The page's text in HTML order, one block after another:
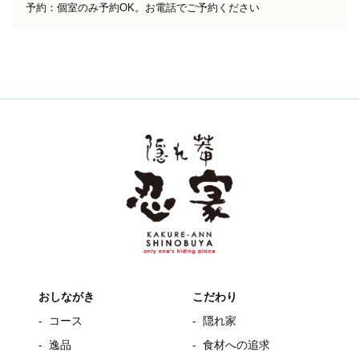
予約：個室のみ予約OK。お電話でご予約ください
おしながき
コース
逸品
こだわり
隠れ家
食材への追求